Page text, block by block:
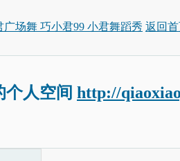
广场舞 巧小君99 小君舞蹈秀 返回
个人空间 http://